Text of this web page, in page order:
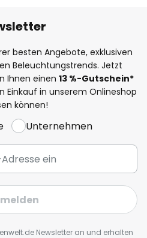
besten Angebote, exklusiven
Beleuchtungstrends. Jetzt
Ihnen einen 13 %-Gutschein*
Einkauf in unserem Onlineshop
können!
Unternehmen
Newsletter an und erhalten